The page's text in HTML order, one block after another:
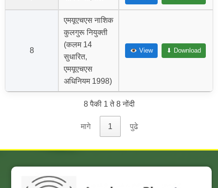
8
एमयूएचएस नाशिक
कुलगुरू नियुक्ती
(कलम 14
सुधारित,
एमयूएचएस
अधिनियम 1998)
View ⬇ Download
8 पैकी 1 ते 8 नोंदी
मागे 1 पुढे